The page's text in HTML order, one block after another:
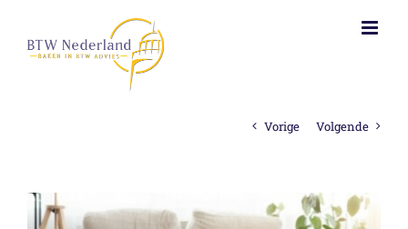
inhoud
Vorige Volgende